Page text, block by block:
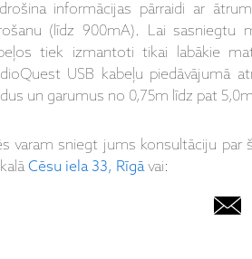
informācijas pārraidi ar
(līdz 900mA). Lai sasniegtu
tiek izmantoti tikai labākie
USB kabeļu piedāvājumā
un garumus no 0,75m līdz pat
varam sniegt jums konsultāciju
Cēsu iela 33, Rīgāvai: